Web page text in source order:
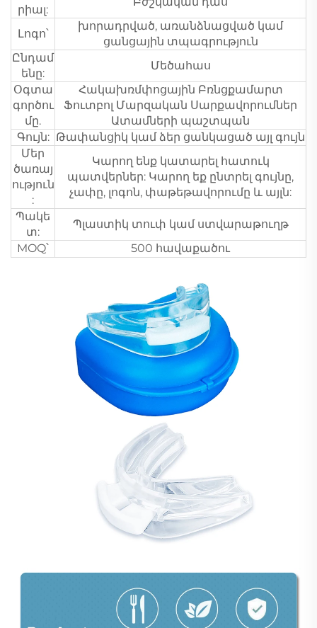
րիալ:
Լոգո՝
խորադրված, առանձնացված կամ
ցանցային տպագրություն
Ընդամ
ենը:
Մեծահաս
Օգտա
գործու
մը.
Հակախռմփոցային Բռնցքամարտ
Ֆուտբոլ Մարզական Սարքավորումներ
Ատամների պաշտպան
Գույն: Թափանցիկ կամ ձեր ցանկացած այլ գույն
Մեր
ծառայ
ություն
:
Կարող ենք կատարել հատուկ
պատվերներ: Կարող եք ընտրել գույնը,
չափը, լոգոն, փաթեթավորումը և այլն:
Պակե
տ:
Պլաստիկ տուփ կամ ստվարաթուղթ
MOQ՝
500 հավաքածու